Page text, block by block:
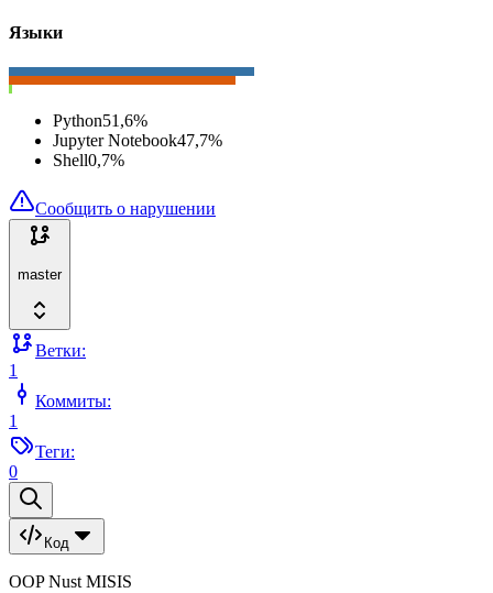
Языки
Python51,6%
Jupyter Notebook47,7%
Shell0,7%
Сообщить о нарушении
master
Ветки:
1
Коммиты:
1
Теги:
0
Код
OOP Nust MISIS